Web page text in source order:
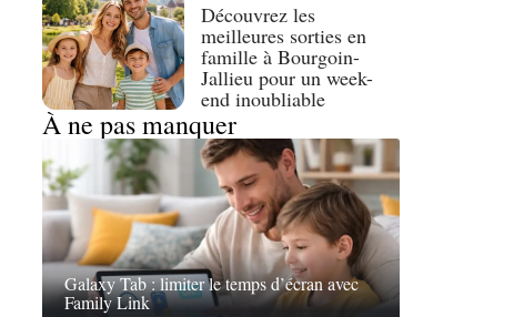
Découvrez les
meilleures sorties en
famille à Bourgoin-
Jallieu pour un week-
end inoubliable
À ne pas manquer
Galaxy Tab : limiter le temps d’écran avec
Family Link